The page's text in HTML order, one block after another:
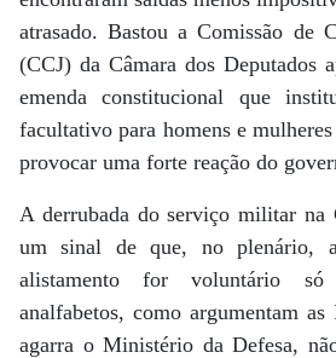
atrasado. Bastou a Comissão de
(CCJ) da Câmara dos Deputados
emenda constitucional que
facultativo para homens e
provocar uma forte reação do
A derrubada do serviço militar na
um sinal de que, no plenário,
alistamento for voluntário
analfabetos, como argumentam as
agarra o Ministério da Defesa,